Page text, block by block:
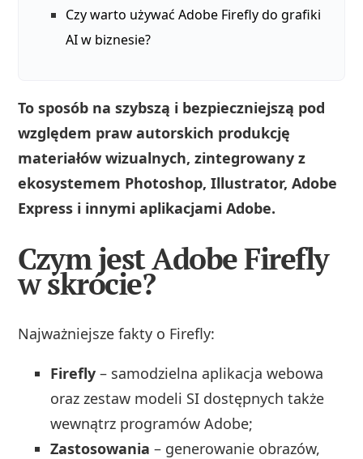
Czy warto używać Adobe Firefly do grafiki
AI w biznesie?
To sposób na szybszą i bezpieczniejszą pod
względem praw autorskich produkcję
materiałów wizualnych, zintegrowany z
ekosystemem Photoshop, Illustrator, Adobe
Express i innymi aplikacjami Adobe.
Czym jest Adobe Firefly
w skrócie?
Najważniejsze fakty o Firefly:
Firefly – samodzielna aplikacja webowa
oraz zestaw modeli SI dostępnych także
wewnątrz programów Adobe;
Zastosowania – generowanie obrazów,